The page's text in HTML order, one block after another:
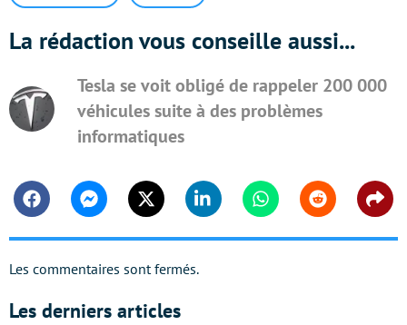
La rédaction vous conseille aussi...
Tesla se voit obligé de rappeler 200 000
véhicules suite à des problèmes
informatiques
FacebookMessengerTwitter Linkedin WhatsappReddit
Les commentaires sont fermés.
Les derniers articles